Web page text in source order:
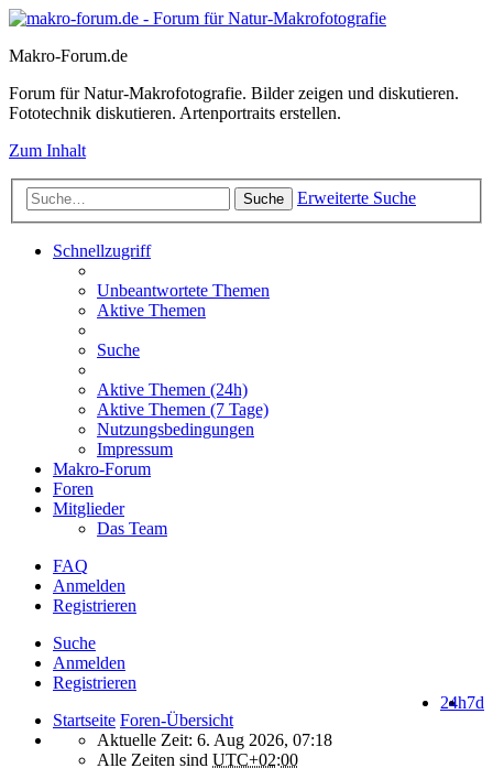
Makro-Forum.de
Forum für Natur-Makrofotografie. Bilder zeigen und diskutieren.
Fototechnik diskutieren. Artenportraits erstellen.
Zum Inhalt
Suche Erweiterte Suche
Schnellzugriff
Unbeantwortete Themen
Aktive Themen
Suche
Aktive Themen (24h)
Aktive Themen (7 Tage)
Nutzungsbedingungen
Impressum
Makro-Forum
Foren
Mitglieder
Das Team
FAQ
Anmelden
Registrieren
Suche
Anmelden
Registrieren
7d
24h
Startseite Foren-Übersicht
Aktuelle Zeit: 6. Aug 2026, 07:18
Alle Zeiten sind UTC+02:00